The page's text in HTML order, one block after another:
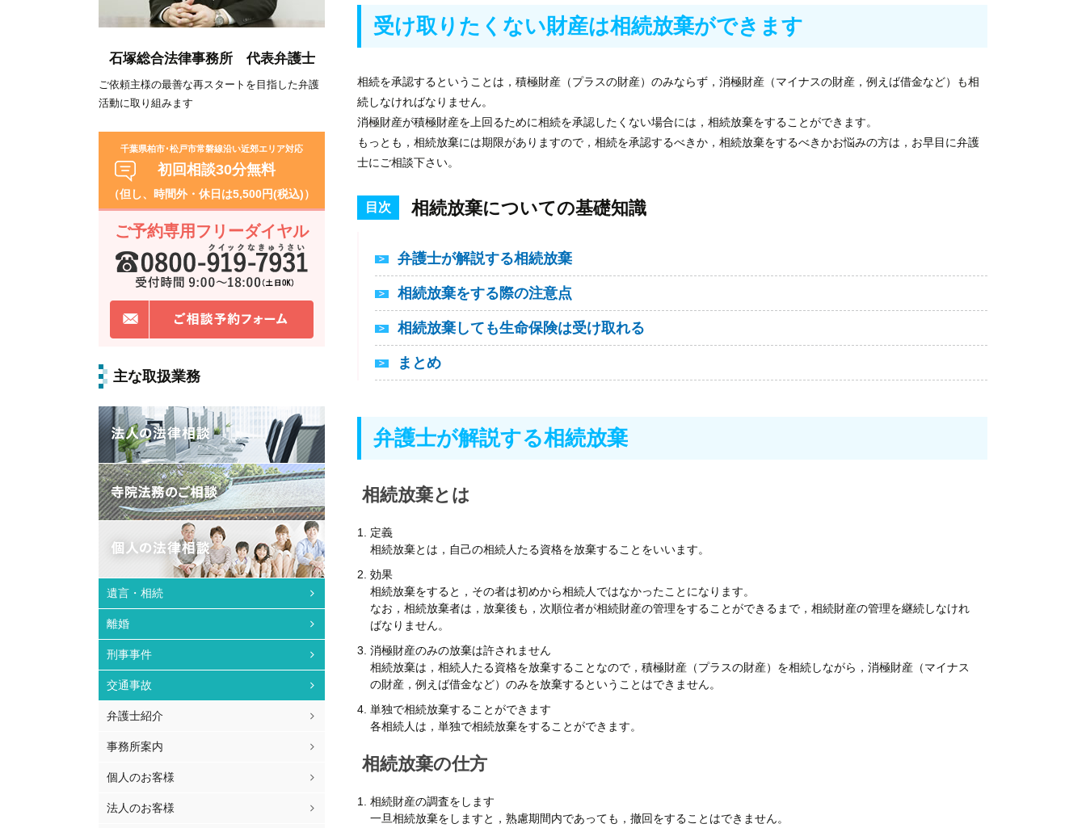
受け取りたくない財産は相続放棄ができます
相続を承認するということは，積極財産（プラスの財産）のみならず，消極財産（マイナスの財産，例えば借金など）も相
続しなければなりません。
消極財産が積極財産を上回るために相続を承認したくない場合には，相続放棄をすることができます。
もっとも，相続放棄には期限がありますので，相続を承認するべきか，相続放棄をするべきかお悩みの方は，お早目に弁護
士にご相談下さい。
目次 相続放棄についての基礎知識
弁護士が解説する相続放棄
相続放棄をする際の注意点
相続放棄しても生命保険は受け取れる
まとめ
弁護士が解説する相続放棄
相続放棄とは
定義
相続放棄とは，自己の相続人たる資格を放棄することをいいます。
効果
相続放棄をすると，その者は初めから相続人ではなかったことになります。
なお，相続放棄者は，放棄後も，次順位者が相続財産の管理をすることができるまで，相続財産の管理を継続しなけれ
ばなりません。
消極財産のみの放棄は許されません
相続放棄は，相続人たる資格を放棄することなので，積極財産（プラスの財産）を相続しながら，消極財産（マイナス
の財産，例えば借金など）のみを放棄するということはできません。
単独で相続放棄することができます
各相続人は，単独で相続放棄をすることができます。
相続放棄の仕方
相続財産の調査をします
一旦相続放棄をしますと，熟慮期間内であっても，撤回をすることはできません。
石塚総合法律事務所 代表弁護士
ご依頼主様の最善な再スタートを目指した弁護
活動に取り組みます
千葉県柏市･松戸市常磐線沿い近郊エリア対応
初回相談30分無料
（但し、時間外・休日は5,500円(税込)）
ご予約専用フリーダイヤル
主な取扱業務
遺言・相続
離婚
刑事事件
交通事故
弁護士紹介
事務所案内
個人のお客様
法人のお客様